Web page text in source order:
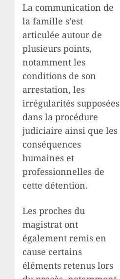
La communication de
la famille s’est
articulée autour de
plusieurs points,
notamment les
conditions de son
arrestation, les
irrégularités supposées
dans la procédure
judiciaire ainsi que les
conséquences
humaines et
professionnelles de
cette détention.
Les proches du
magistrat ont
également remis en
cause certains
éléments retenus lors